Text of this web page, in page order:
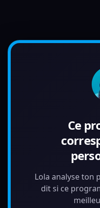
Ce
Lola analyse ton
dit si ce